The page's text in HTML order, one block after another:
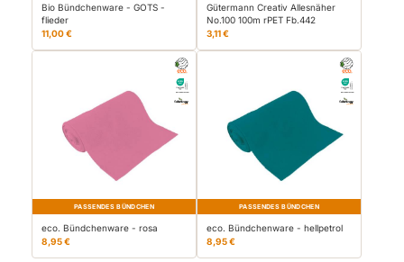
Bio Bündchenware - GOTS -
flieder
11,00 €
Gütermann Creativ Allesnäher
No.100 100m rPET Fb.442
3,11 €
PASSENDES BÜNDCHEN
eco. Bündchenware - rosa
8,95 €
PASSENDES BÜNDCHEN
eco. Bündchenware - hellpetrol
8,95 €